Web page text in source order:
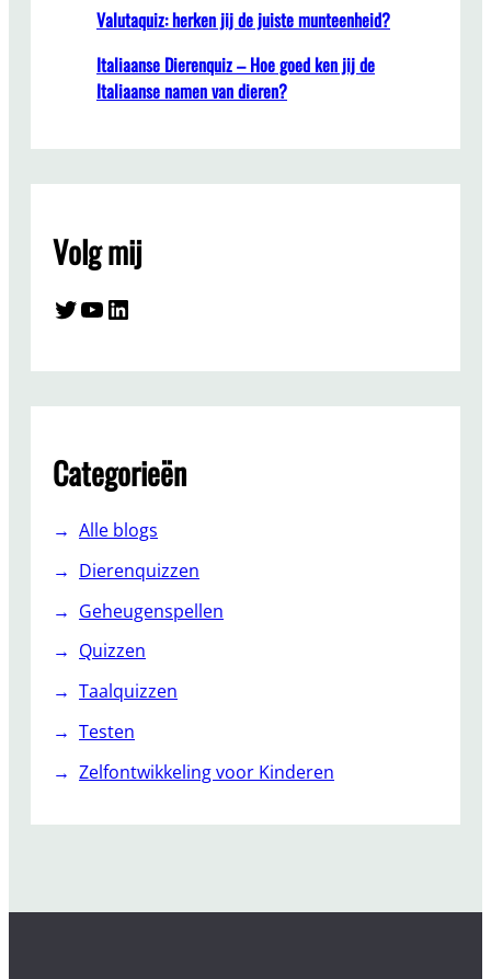
Valutaquiz: herken jij de juiste munteenheid?
Italiaanse Dierenquiz – Hoe goed ken jij de
Italiaanse namen van dieren?
Volg mij
Twitter YouTube LinkedIn
Categorieën
Alle blogs
Dierenquizzen
Geheugenspellen
Quizzen
Taalquizzen
Testen
Zelfontwikkeling voor Kinderen